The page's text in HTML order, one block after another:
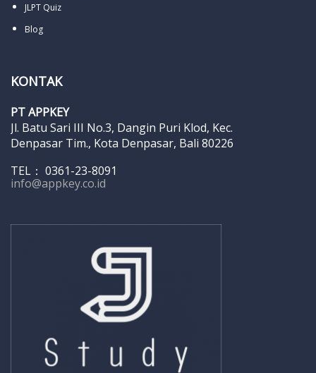
JLPT Quiz
Blog
KONTAK
PT APPKEY
Jl. Batu Sari III No.3, Dangin Puri Klod, Kec.
Denpasar Tim., Kota Denpasar, Bali 80226
TEL： 0361-23-8091
info@appkey.co.id